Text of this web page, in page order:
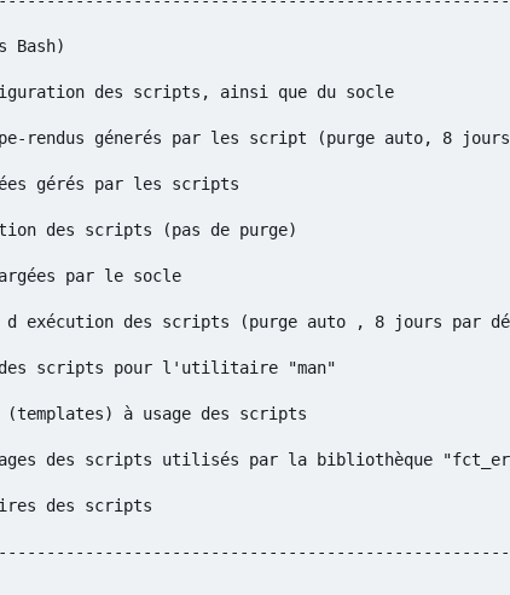
les binaires (scripts
configuration des scripts, ainsi que
rendus génerés par les script (purge auto, 8
de données gérés par les
d'exécution des scripts (pas de
chargées par le
exécution des scripts (purge auto , 8 jours
d'aide des scripts pour
modèles (templates) à usage des
des scripts utilisés par la bibliothèque
fichiers temporaires des